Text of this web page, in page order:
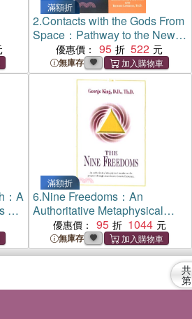
滿額折
2.Contacts with the Gods From
Space：Pathway to the New
優惠價： 95 522
無庫存
：A
of
滿額折
6.Nine Freedoms：An
Authoritative Metaphysical
Treatise on the Progress
Through Ascension to Cosmic
Existence
優惠價： 95 1044
無庫存
共
第